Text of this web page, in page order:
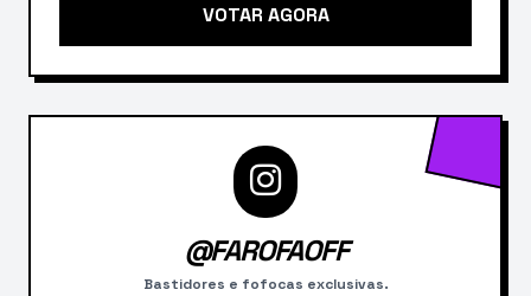
VOTAR AGORA
@FAROFAOFF
Bastidores e fofocas exclusivas.